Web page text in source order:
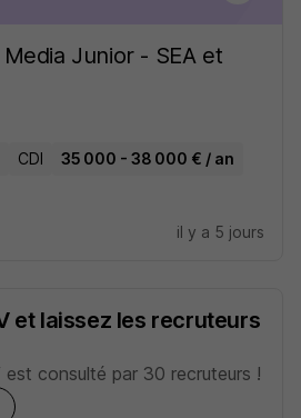
Junior - SEA et
CDI 35 000 - 38 000 € / an
il y a 5 jours
et laissez les recruteurs
est consulté par 30 recruteurs !